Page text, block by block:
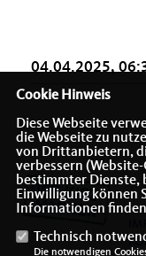
04.04.2025,
Cookie Hinweis
Diese Webseite
die Webseite zu
von Drittanbietern,
verbessern
bestimmter Dienste,
Einwilligung können
Informationen
Technisch
Die notwendigen